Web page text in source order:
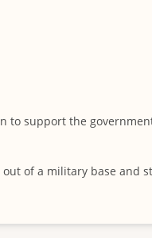
to support the
of a military base and